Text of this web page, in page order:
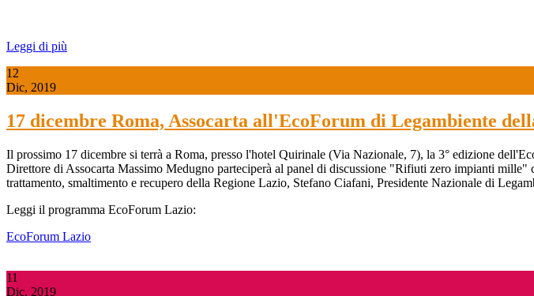
Leggi di più
12
Dic, 2019
17 dicembre Roma, Assocarta all'EcoForum di Legambiente
Il prossimo 17 dicembre si terrà a Roma, presso l'hotel Quirinale (Via Nazionale, 7), la 3° edizione
Direttore di Assocarta Massimo Medugno parteciperà al panel di discussione "Rifiuti zero impianti
trattamento, smaltimento e recupero della Regione Lazio, Stefano Ciafani, Presidente Nazionale di
Leggi il programma EcoForum Lazio:
EcoForum Lazio
11
Dic, 2019